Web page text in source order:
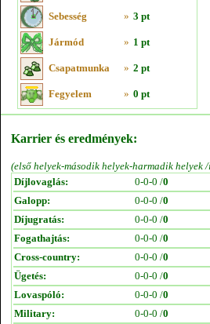
Sebesség » 3 pt
Jármód » 1 pt
Csapatmunka » 2 pt
Fegyelem » 0 pt
Karrier és eredmények:
(első helyek-második helyek-harmadik helyek
Díjlovaglás:
0-0-0 /0
Galopp:
0-0-0 /0
Díjugratás:
0-0-0 /0
Fogathajtás:
0-0-0 /0
Cross-country:
0-0-0 /0
Ügetés:
0-0-0 /0
Lovaspóló:
0-0-0 /0
Military:
0-0-0 /0